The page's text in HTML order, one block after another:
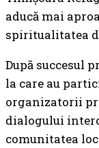
aducă mai
spiritualitatea
După succesul
la care au
organizatorii
dialogului
comunitatea